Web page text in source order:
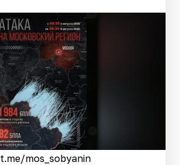
t.me/mos_sobyanin